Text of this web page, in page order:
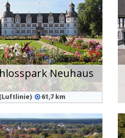
Neuhaus
61,7 km